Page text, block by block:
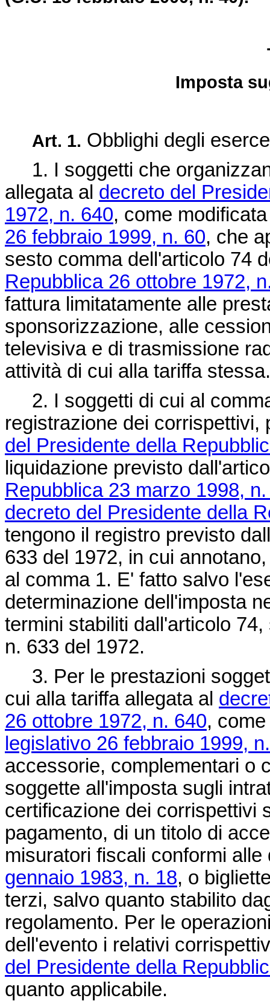
Imposta
Art. 1. Obblighi degli
1. I soggetti che
allegata al decreto del
1972, n. 640, come
26 febbraio 1999, n. 60, che
sesto comma dell'articolo 74
Repubblica 26 ottobre 1972,
fattura limitatamente alle
sponsorizzazione, alle
televisiva e di trasmissione
attività di cui alla tariffa stessa.
2. I soggetti di cui al
registrazione dei
del Presidente della
liquidazione previsto
Repubblica 23 marzo 1998,
decreto del Presidente della
tengono il registro previsto
633 del 1972, in cui
al comma 1. E' fatto salvo
determinazione dell'imposta
termini stabiliti dall'articolo
n. 633 del 1972.
3. Per le prestazioni
cui alla tariffa allegata al
26 ottobre 1972, n. 640,
legislativo 26 febbraio 1999,
accessorie, complementari o
soggette all'imposta sugli
certificazione dei corrispettivi
pagamento, di un titolo di
misuratori fiscali conformi
gennaio 1983, n. 18, o
terzi, salvo quanto stabilito
regolamento. Per le
dell'evento i relativi
del Presidente della
quanto applicabile.